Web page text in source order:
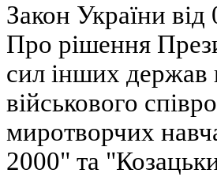
Закон України
Про рішення
сил інших держав
військового
миротворчих
2000" та "